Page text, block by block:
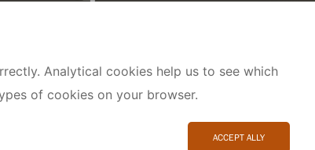
Analytical cookies help us to see which
of cookies on your browser.
ACCEPT ALLY